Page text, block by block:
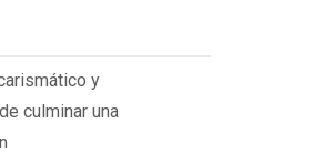
y
culminar una